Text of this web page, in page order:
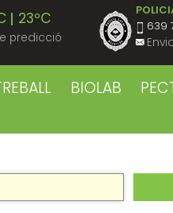
23ºC
predicció
23ºC
639
BIOLAB